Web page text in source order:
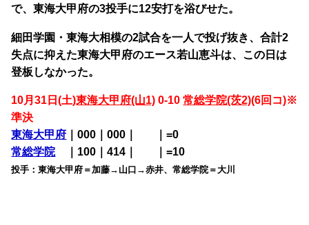
で、東海大甲府の3投手に12安打を浴びせた。
細田学園・東海大相模の2試合を一人で投げ抜き、合計2
失点に抑えた東海大甲府のエース若山恵斗は、この日は
登板しなかった。
10月31日(土)東海大甲府(山1) 0-10常総学院(茨2)(6回コ)※
準決
東海大甲府 ｜000｜000｜
｜=0
常総学院・ ｜100｜414｜ ｜=10
投手：東海大甲府＝加藤→山口→赤井、常総学院＝大川